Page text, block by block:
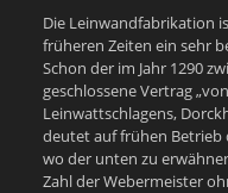
Die Leinwandfabrikation
früheren Zeiten ein sehr
Schon der im Jahr 1290
geschlossene Vertrag
Leinwattschlagens,
deutet auf frühen Betrieb
wo der unten zu
Zahl der Webermeister